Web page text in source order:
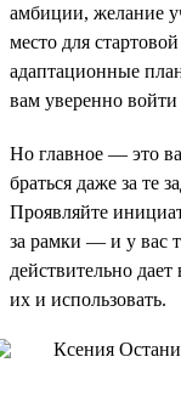
амбиции, желание
место для
адаптационные
вам уверенно войти
Но главное — это
браться даже за те
Проявляйте
за рамки — и у вас
действительно
их и использовать.